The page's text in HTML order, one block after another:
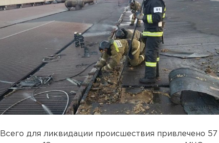
Всего для ликвидации происшествия привлечено 57